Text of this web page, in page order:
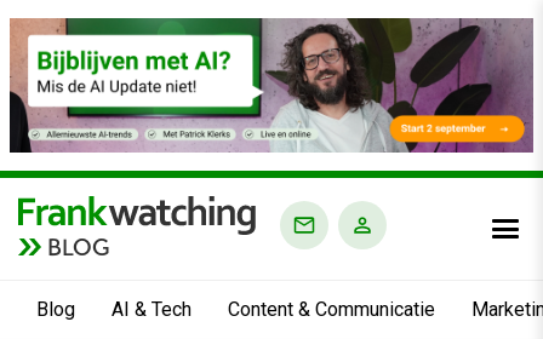
BLOG
Blog AI & Tech Content & Communicatie